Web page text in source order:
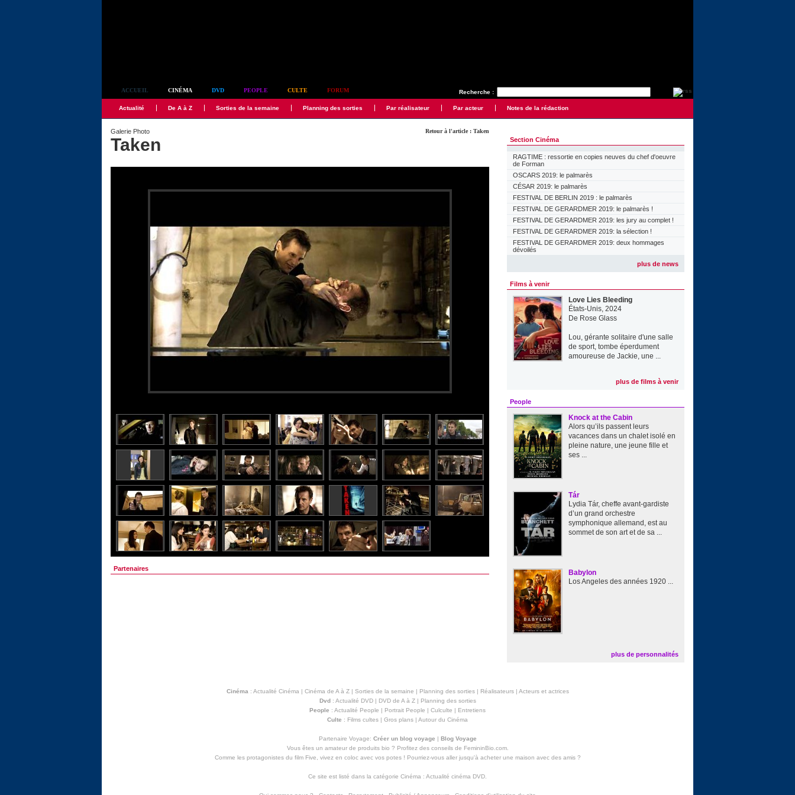
Recherche :
ACCUEIL CINÉMA DVD PEOPLE CULTE FORUM
Actualité De A à Z Sorties de la semaine Planning des sorties Par réalisateur Par acteur Notes de la rédaction
Retour à l'article : Taken
Galerie Photo
Taken
Partenaires
Section Cinéma
RAGTIME : ressortie en copies neuves du chef d'oeuvre
de Forman
OSCARS 2019: le palmarès
CÉSAR 2019: le palmarès
FESTIVAL DE BERLIN 2019 : le palmarès
FESTIVAL DE GERARDMER 2019: le palmarès !
FESTIVAL DE GERARDMER 2019: les jury au complet !
FESTIVAL DE GERARDMER 2019: la sélection !
FESTIVAL DE GERARDMER 2019: deux hommages
dévoilés
plus de news
Films à venir
Love Lies Bleeding
États-Unis, 2024
De Rose Glass
Lou, gérante solitaire d'une salle
de sport, tombe éperdument
amoureuse de Jackie, une ...
plus de films à venir
People
Knock at the Cabin
Alors qu’ils passent leurs
vacances dans un chalet isolé en
pleine nature, une jeune fille et
ses ...
Tár
Lydia Tár, cheffe avant-gardiste
d’un grand orchestre
symphonique allemand, est au
sommet de son art et de sa ...
Babylon
Los Angeles des années 1920 ...
plus de personnalités
Cinéma : Actualité Cinéma | Cinéma de A à Z| Sorties de la semaine | Planning des sorties| Réalisateurs| Acteurs et actrices
Dvd: Actualité DVD| DVD de A à Z| Planning des sorties
People : Actualité People | Portrait People | Culculte | Entretiens
Culte : Films cultes | Gros plans | Autour du Cinéma
Partenaire Voyage: Créer un blog voyage | Blog Voyage
Vous êtes un amateur de produits bio ? Profitez des conseils de FemininBio.com.
Comme les protagonistes du film Five, vivez en coloc avec vos potes ! Pourriez-vous aller jusqu'à acheter une maison avec des amis?
Ce site est listé dans la catégorie Cinéma : Actualité cinéma DVD